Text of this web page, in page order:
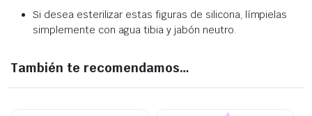
Si desea esterilizar estas figuras de silicona, límpielas
simplemente con agua tibia y jabón neutro.
También te recomendamos…